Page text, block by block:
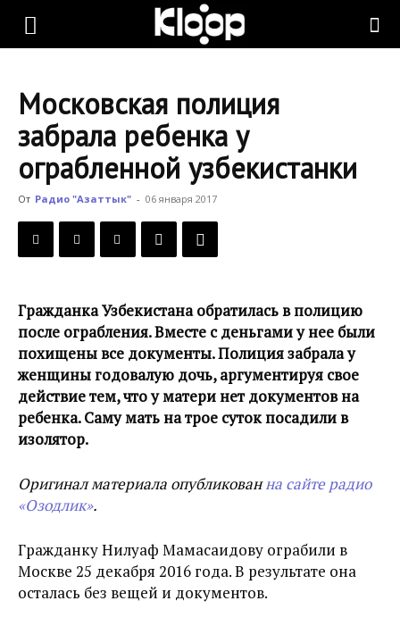
KLOOP.KG
Новости
Кыргызстана
Московская полиция
забрала ребенка у
ограбленной узбекистанки
От Радио "Азаттык" - 06 января 2017
Гражданка Узбекистана обратилась в полицию
после ограбления. Вместе с деньгами у нее были
похищены все документы. Полиция забрала у
женщины годовалую дочь, аргументируя свое
действие тем, что у матери нет документов на
ребенка. Саму мать на трое суток посадили в
изолятор.
Оригинал материала опубликованна сайте радио
«Озодлик».
Гражданку Нилуаф Мамасаидову ограбили в
Москве 25 декабря 2016 года. В результате она
осталась без вещей и документов.